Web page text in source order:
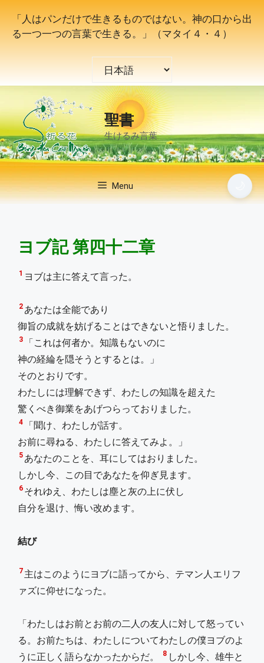
キ
ッ
プ
「人はパンだけで生きるものではない。神の口から出
る一つ一つの言葉で生きる。」（マタイ４・４）
を
選
択 聖書
生けるみ言葉
Menu
ヨブ記 第四十二章
1 ヨブは主に答えて言った。
2 あなたは全能であり
御旨の成就を妨げることはできないと悟りました。
3
「これは何者か。知識もないのに
神の経綸を隠そうとするとは。」
そのとおりです。
わたしには理解できず、わたしの知識を超えた
驚くべき御業をあげつらっておりました。
4
「聞け、わたしが話す。
お前に尋ねる、わたしに答えてみよ。」
5 あなたのことを、耳にしてはおりました。
しかし今、この目であなたを仰ぎ見ます。
6 それゆえ、わたしは塵と灰の上に伏し
自分を退け、悔い改めます。
結び
7 主はこのようにヨブに語ってから、テマン人エリフ
ァズに仰せになった。
「わたしはお前とお前の二人の友人に対して怒ってい
る。お前たちは、わたしについてわたしの僕ヨブのよ
うに正しく語らなかったからだ。
8 しかし今、雄牛と